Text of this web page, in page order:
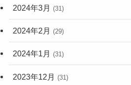
2024年3月 (31)
2024年2月 (29)
2024年1月 (31)
2023年12月 (31)